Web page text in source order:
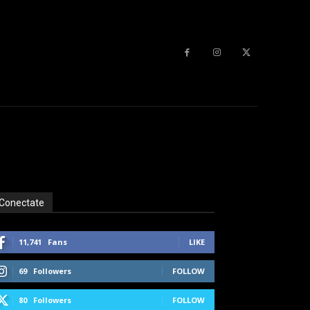
11,741 Fans LIKE
69 Followers FOLLOW
80 Followers FOLLOW